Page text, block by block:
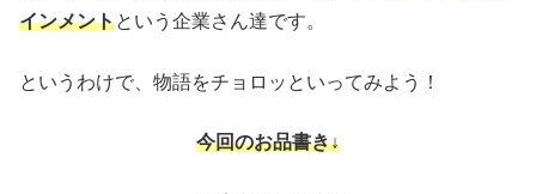
インメントという企業さん達です。
というわけで、物語をチョロッといってみよう！
今回のお品書き↓